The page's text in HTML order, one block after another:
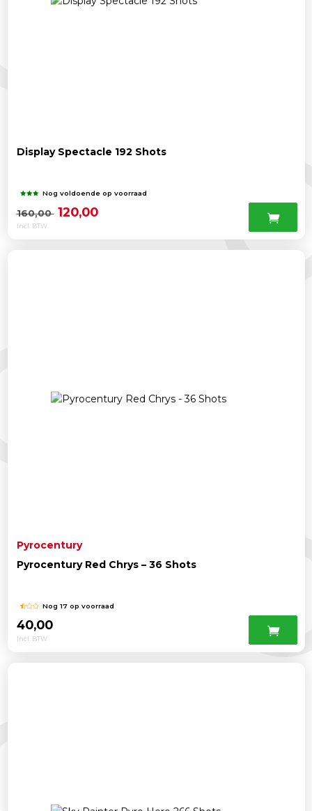
Display Spectacle 192 Shots
Nog voldoende op voorraad
160,00 Oorspronkelijke
120,00
Incl. BTW
Pyrocentury
Pyrocentury Red Chrys – 36 Shots
Nog 17 op voorraad
40,00
Incl. BTW